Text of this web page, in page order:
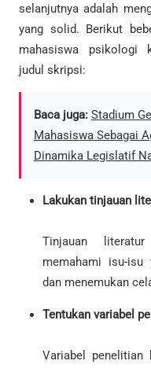
selanjutnya adalah
yang solid. Berikut
mahasiswa psikologi
judul skripsi:
Baca juga: Stadium
Mahasiswa Sebagai
Dinamika Legislatif
Lakukan tinjauan
Tinjauan
memahami isu-isu
dan menemukan
Tentukan variabel
Variabel penelitian